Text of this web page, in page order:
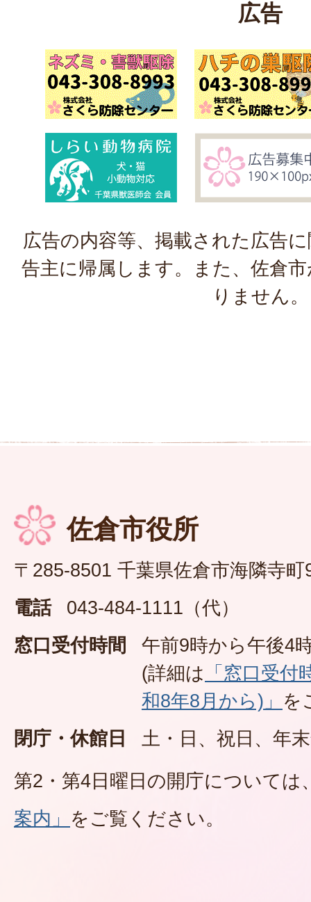
広告
広告の内容等、掲載された広告
告主に帰属します。また、佐倉
りません。
佐倉市役所
〒285-8501 千葉県佐倉市海隣寺町
電話
043-484-1111（代）
窓口受付時間
午前9時から午後4
(詳細は 「窓口受
和8年8月から)」 を
閉庁・休館日
土・日、祝日、年
第2・第4日曜日の開庁については
案内」 をご覧ください。